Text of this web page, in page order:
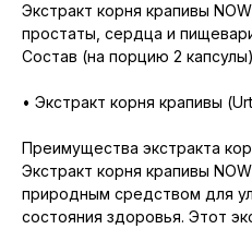
Экстракт корня крапивы
простаты, сердца и
Состав (на порцию 2
• Экстракт корня крапивы
Преимущества экстракта
Экстракт корня крапивы
природным средством для
состояния здоровья. Этот